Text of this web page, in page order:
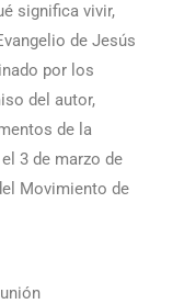
significa vivir,
de Jesús
por los
del autor,
de la
3 de marzo de
Movimiento de